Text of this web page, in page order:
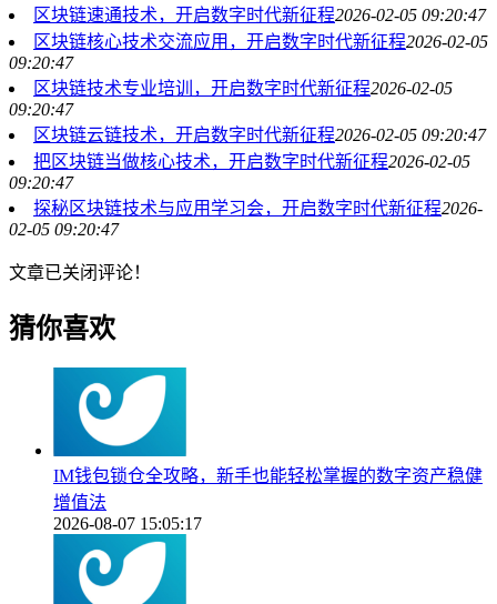
区块链速通技术，开启数字时代新征程2026-02-05 09:20:47
区块链核心技术交流应用，开启数字时代新征程2026-02-05
09:20:47
区块链技术专业培训，开启数字时代新征程2026-02-05
09:20:47
区块链云链技术，开启数字时代新征程2026-02-05 09:20:47
把区块链当做核心技术，开启数字时代新征程2026-02-05
09:20:47
探秘区块链技术与应用学习会，开启数字时代新征程2026-
02-05 09:20:47
文章已关闭评论！
猜你喜欢
IM钱包锁仓全攻略，新手也能轻松掌握的数字资产稳健
增值法
2026-08-07 15:05:17